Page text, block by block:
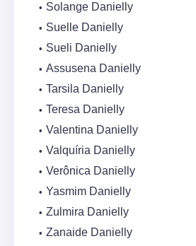
Solange Danielly
Suelle Danielly
Sueli Danielly
Assusena Danielly
Tarsila Danielly
Teresa Danielly
Valentina Danielly
Valquíria Danielly
Verônica Danielly
Yasmim Danielly
Zulmira Danielly
Zanaide Danielly